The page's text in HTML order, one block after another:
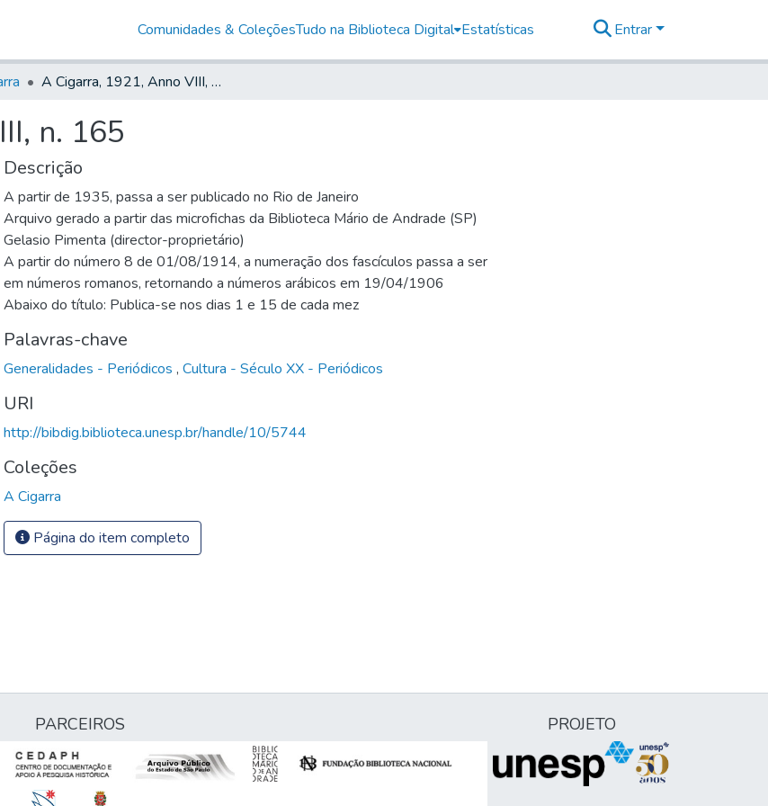
Comunidades & ColeçõesTudo na Biblioteca Digital Estatísticas Entrar
A Cigarra, 1921, Anno VIII, n. 165
n. 165
Descrição
A partir de 1935, passa a ser publicado no Rio de Janeiro
Arquivo gerado a partir das microfichas da Biblioteca Mário de Andrade (SP)
Gelasio Pimenta (director-proprietário)
A partir do número 8 de 01/08/1914, a numeração dos fascículos passa a ser
em números romanos, retornando a números arábicos em 19/04/1906
Abaixo do título: Publica-se nos dias 1 e 15 de cada mez
Palavras-chave
Generalidades - Periódicos , Cultura - Século XX - Periódicos
URI
http://bibdig.biblioteca.unesp.br/handle/10/5744
Coleções
A Cigarra
Página do item completo
PARCEIROS PROJETO